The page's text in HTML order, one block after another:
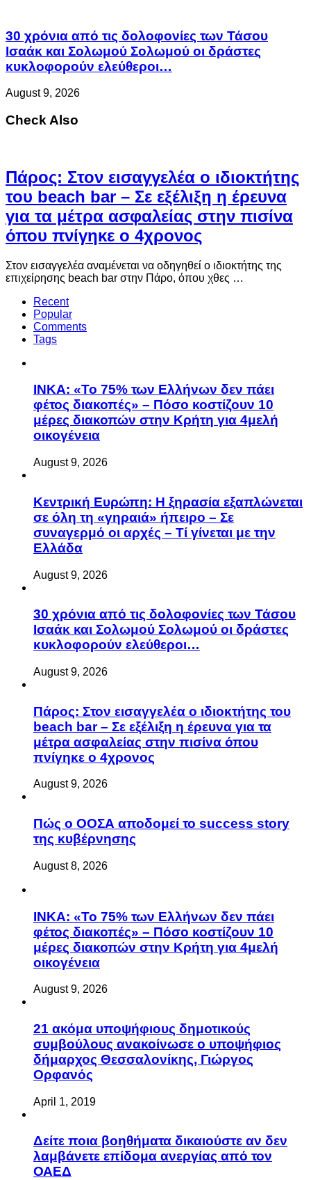
30 χρόνια από τις δολοφονίες των Τάσου
Ισαάκ και Σολωμού Σολωμού οι δράστες
κυκλοφορούν ελεύθεροι…
August 9, 2026
Check Also
Πάρος: Στον εισαγγελέα ο ιδιοκτήτης
του beach bar – Σε εξέλιξη η έρευνα
για τα μέτρα ασφαλείας στην πισίνα
όπου πνίγηκε ο 4χρονος
Στον εισαγγελέα αναμένεται να οδηγηθεί ο ιδιοκτήτης της
επιχείρησης beach bar στην Πάρο, όπου χθες …
Recent
Popular
Comments
Tags
ΙΝΚΑ: «Το 75% των Ελλήνων δεν πάει
φέτος διακοπές» – Πόσο κοστίζουν 10
μέρες διακοπών στην Κρήτη για 4μελή
οικογένεια
August 9, 2026
Κεντρική Ευρώπη: Η ξηρασία εξαπλώνεται
σε όλη τη «γηραιά» ήπειρο – Σε
συναγερμό οι αρχές – Τί γίνεται με την
Ελλάδα
August 9, 2026
30 χρόνια από τις δολοφονίες των Τάσου
Ισαάκ και Σολωμού Σολωμού οι δράστες
κυκλοφορούν ελεύθεροι…
August 9, 2026
Πάρος: Στον εισαγγελέα ο ιδιοκτήτης του
beach bar – Σε εξέλιξη η έρευνα για τα
μέτρα ασφαλείας στην πισίνα όπου
πνίγηκε ο 4χρονος
August 9, 2026
Πώς ο ΟΟΣΑ αποδομεί το success story
της κυβέρνησης
August 8, 2026
ΙΝΚΑ: «Το 75% των Ελλήνων δεν πάει
φέτος διακοπές» – Πόσο κοστίζουν 10
μέρες διακοπών στην Κρήτη για 4μελή
οικογένεια
August 9, 2026
21 ακόμα υποψήφιους δημοτικούς
συμβούλους ανακοίνωσε ο υποψήφιος
δήμαρχος Θεσσαλονίκης, Γιώργος
Ορφανός
April 1, 2019
Δείτε ποια βοηθήματα δικαιούστε αν δεν
λαμβάνετε επίδομα ανεργίας από τον
ΟΑΕΔ